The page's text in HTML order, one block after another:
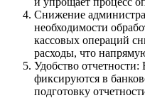
Снижение
необходимости
кассовых операций
расходы, что
Удобство отчетности:
фиксируются в
подготовку